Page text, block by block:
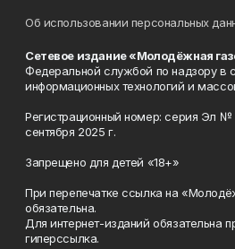
Об использовании персональных
Сетевое издание «Молодёжная
Федеральной службой по надзору в
информационных технологий и
Регистрационный номер: серия Эл
сентября 2025 г.
Запрещено для детей «18+»
При перепечатке ссылка на
обязательна.
Для интернет-изданий обязательна
гиперссылка.